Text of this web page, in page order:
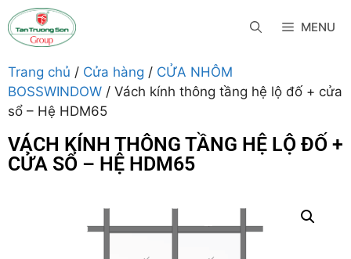
MENU
Trang chủ / Cửa hàng / CỬA NHÔM
BOSSWINDOW / Vách kính thông tầng hệ lộ đố + cửa
sổ – Hệ HDM65
VÁCH KÍNH THÔNG TẦNG HỆ LỘ ĐỐ +
CỬA SỔ – HỆ HDM65